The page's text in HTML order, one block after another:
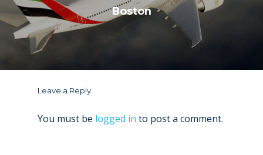
Boston
Leave a Reply
You must be logged in to post a comment.